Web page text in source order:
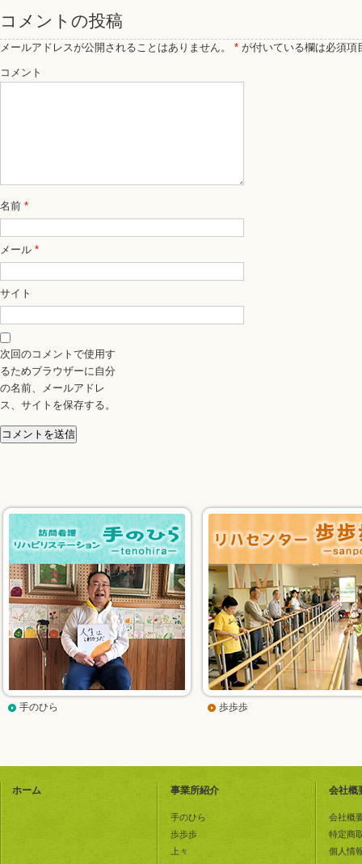
コメントの投稿
メールアドレスが公開されることはありません。 * が付いている欄は必須項
コメント
名前 *
メール *
サイト
次回のコメントで使用す
るためブラウザーに自分
の名前、メールアドレ
ス、サイトを保存する。
手のひら 歩歩歩
ホーム 事業所紹介
手のひら
歩歩歩
上々
会社概
会社概
特定商
個人情